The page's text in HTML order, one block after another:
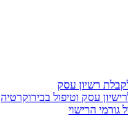
רשיון עסק
עסק וטיפול בבירוקרטיה
גורמי הרישוי